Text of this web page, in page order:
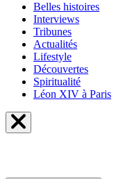
Belles histoires
Interviews
Tribunes
Actualités
Lifestyle
Découvertes
Spiritualité
Léon XIV à Paris